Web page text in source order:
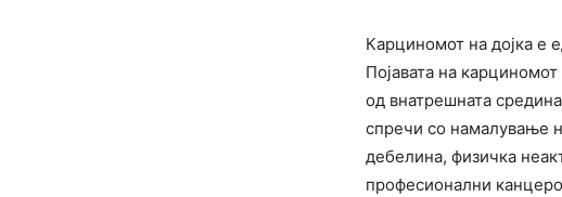
Карциномот на дојка е
Појавата на
од внатрешната
спречи со намалување
дебелина, физичка
професионални